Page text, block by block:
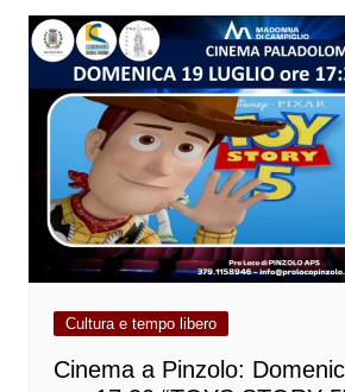
Cultura e tempo libero
Cinema a Pinzolo: